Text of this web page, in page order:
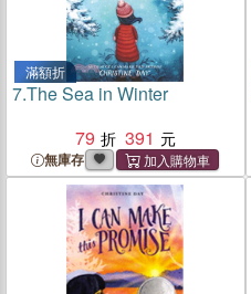
滿額折
7.The Sea in Winter
79
391
無庫存